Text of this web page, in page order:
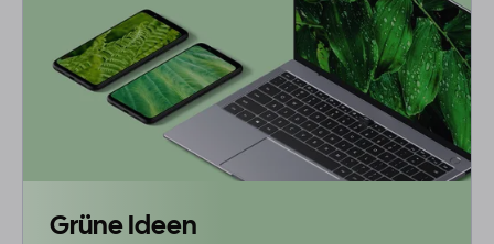
Grüne Ideen